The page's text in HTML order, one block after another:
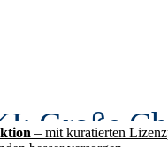
– mit kuratierten
Große